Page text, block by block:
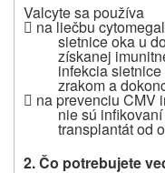
Valcytesa používa
 na liečbu
sietnice oka u
získanej
infekcia
zrakom a
 na prevenciu CMV
nie sú
transplantát od
2. Čo potrebujete